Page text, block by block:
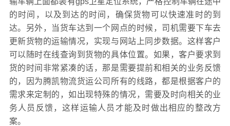
的时间，以及到达的时间，确保货物可以快速准时的到
达。另外，当货车达到一个网点的时候，司机需要下车去
更新货物的运输情况，实现与网站上同步数据。这样客户
可以随时在线查询到货物的具体位置。如果，客户要求到
货的时间非常紧凑的话，那是需要提前和相关的业务反馈
的，因为腾凯物流货运公司所有的线路，都是根据客户的
需求来定制的，如出现特殊的情况，需要及时向相关的业
务人员反馈，这样运输人员才能及时做出相应的整改方
案。